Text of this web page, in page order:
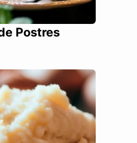
Postres